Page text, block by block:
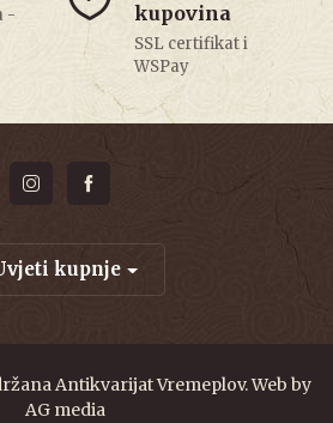
-
kupovina
SSL certifikat i
WSPay
kupnje
Antikvarijat Vremeplov. Web by
AG media